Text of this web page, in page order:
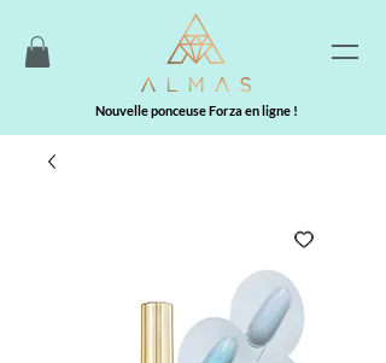
Nouvelle ponceuse Forza en ligne !